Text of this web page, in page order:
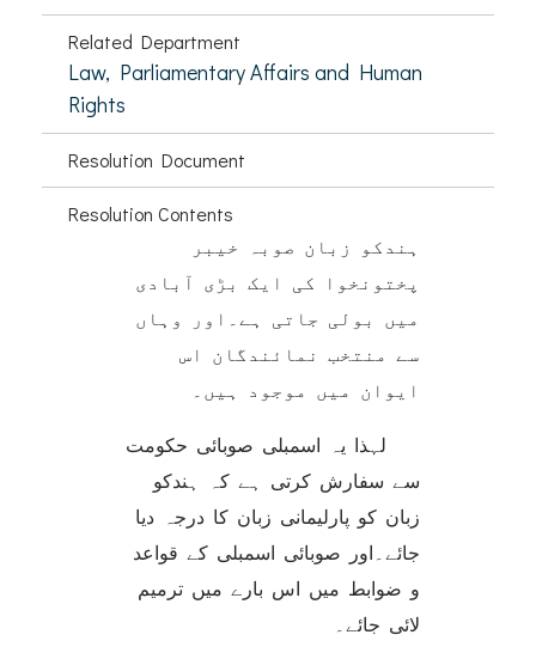
Related Department
Law, Parliamentary Affairs and Human
Rights
Resolution Document
Resolution Contents
ہندکو زبان صوبہ خیبر
پختونخوا کی ایک بڑی آبادی
میں بولی جاتی ہے۔اور وہاں
سے منتخب نمائندگان اس
ایوان میں موجود ہیں۔
لہذا یہ اسمبلی صوبائی حکومت
سے سفارش کرتی ہے کہ ہندکو
زبان کو پارلیمانی زبان کا درجہ دیا
جائے۔اور صوبائی اسمبلی کے قواعد
و ضوابط میں اس بارے میں ترمیم
لائی جائے۔